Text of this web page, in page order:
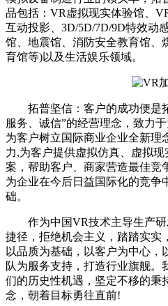
品包括：VR虚拟现实体验馆、
互动投影、3D/5D/7D/9D特效动
馆、地震馆、消防安全教育馆、
育馆等)以及生活娱乐领域。
拓普坚信：客户的成功便是拓
服务、诚信”的经营理念，致力
为客户树立国际商业企业全新理
力,为客户提供虚拟仿真、虚拟
案，帮助客户、商家营造最佳竞
为企业在今后日益国际化的竞争
础。
作为中国VR技术主导生产研
捷径，拒绝机会主义，踏踏实实
以品质为基础，以客户为中心，
队为服务支持，打造行业旗舰。
们的历史性机遇，坚定不移的秉
念，朝着目标勇往直前!